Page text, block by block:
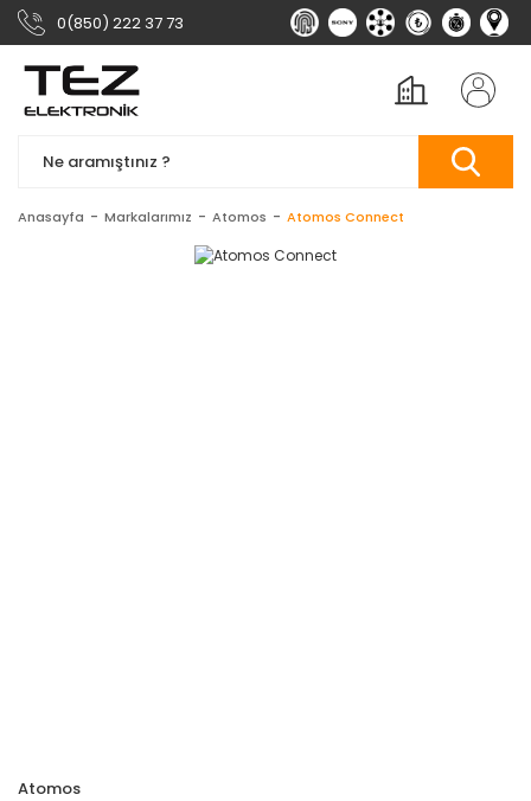
0(850) 222 37 73
Anasayfa Markalarımız Atomos Atomos Connect
Atomos